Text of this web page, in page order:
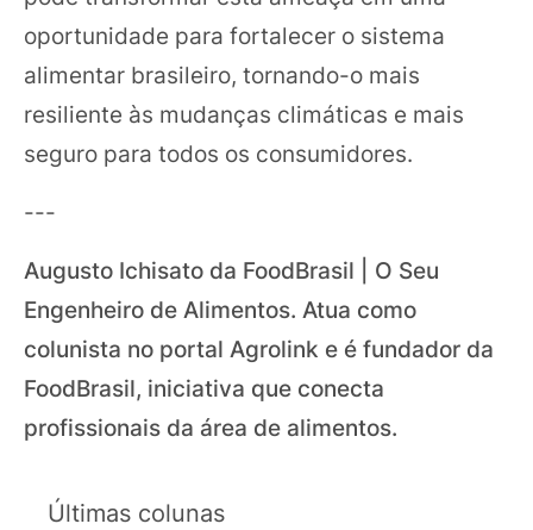
oportunidade para fortalecer o sistema
alimentar brasileiro, tornando-o mais
resiliente às mudanças climáticas e mais
seguro para todos os consumidores.
---
Augusto Ichisato da FoodBrasil | O Seu
Engenheiro de Alimentos. Atua como
colunista no portal Agrolink e é fundador da
FoodBrasil, iniciativa que conecta
profissionais da área de alimentos.
Últimas colunas